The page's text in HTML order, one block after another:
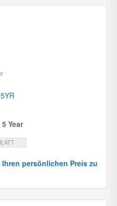
Year
persönlichen Preis zu